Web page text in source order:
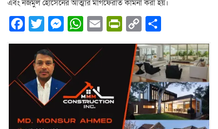
এবং নজমুল হোসেনের আত্মার মাগফেরাত কামনা করা হয়।
Facebook
Twitter
Messenger
WhatsApp
EmailPrintFriendly
Copy
Link